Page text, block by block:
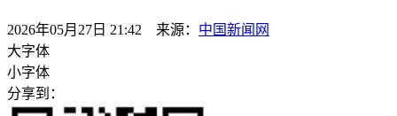
2026年05月27日 21:42 来源： 中国新闻网
大字体
小字体
分享到：